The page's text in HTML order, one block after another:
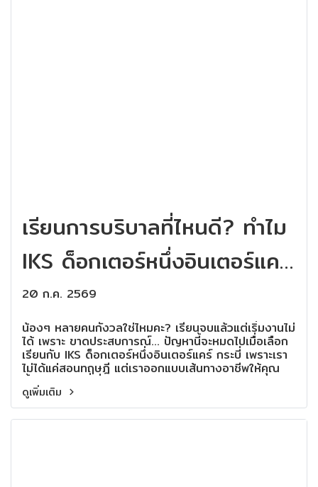
เรียนการบริบาลที่ไหนดี? ทำไม
IKS ด็อกเตอร์หนึ่งอินเตอร์แคร์
กระบี่ ถึงแตกต่าง? จบแล้วมี
งานทำทันที!
20 ก.ค. 2569
น้องๆ หลายคนกังวลใช่ไหมคะ? เรียนจบแล้วแต่เริ่มงานไม่
ได้ เพราะ ขาดประสบการณ์... ปัญหานี้จะหมดไปเมื่อเลือก
เรียนกับ IKS ด็อกเตอร์หนึ่งอินเตอร์แคร์ กระบี่ เพราะเรา
ไม่ได้แค่สอนทฤษฎี แต่เราออกแบบเส้นทางอาชีพให้คุณ
ตั้งแต่วันแรกที่เริ่มเรียน
ดูเพิ่มเติม